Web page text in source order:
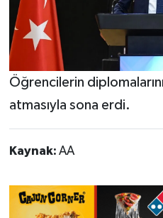
Öğrencilerin
atmasıyla sona erdi.
Kaynak: AA